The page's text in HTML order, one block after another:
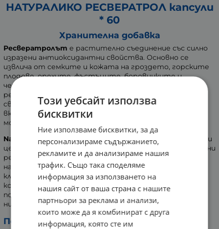
НАТУРАЛИКО РЕСВЕРАТРОЛ капсули
* 60
Хранителна добавка
Ресвератролът е растително съединение със силно
изразени антиоксидантни свойства. Основно се
извлича от семките и кожата на гроздето, горските
плодове, орехите, фъстъците, боровинките и
червеното вино. Хранителните добавки с
ресвератрол притежават множество полезни
свойства, благоприятстващи цялостното здраве,
включително за сваляне на кръвното налягане и
мозъчната дейност.
Naturalico® Resveratrolсъдържа в 1 доза 200 мг от този
ценен антиоксидант, с която се постигат максимални
резултати от приема. Като един от най-мощните
натурални суплементи, ресвератролът защитава
клетките и забавя клетъчното стареене, подпомага
когнитивната функция, повишава енергийните нива,
поддържа сърдечно-съдовата система, балансира
нивата на кръвно налягане
Ползи от прием:
Този уебсайт използва
бисквитки
Ние използваме бисквитки, за да
персонализираме съдържанието,
рекламите и да анализираме нашия
трафик. Също така споделяме
информация за използването на
нашия сайт от ваша страна с нашите
партньори за реклама и анализи,
които може да я комбинират с друга
информация, която сте им